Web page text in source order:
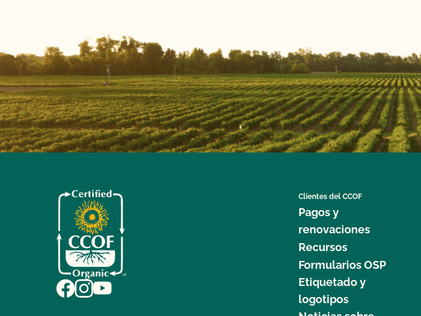
Clientes del CCOF
Pagos y
renovaciones
Recursos
Formularios OSP
Etiquetado y
logotipos